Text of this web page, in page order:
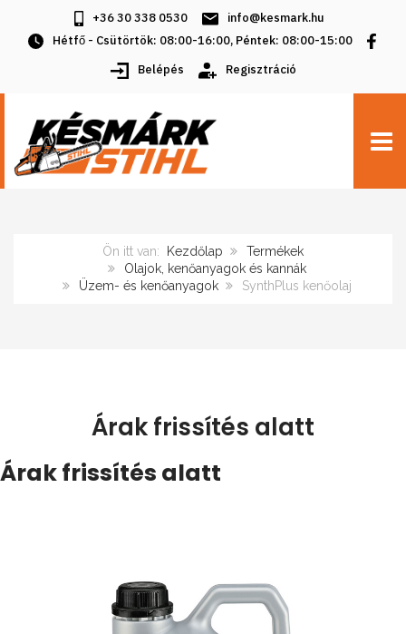
+36 30 338 0530
info@kesmark.hu
Hétfő - Csütörtök: 08:00-16:00, Péntek: 08:00-15:00
Belépés
Regisztráció
Ön itt van: Kezdőlap
Termékek
Olajok, kenőanyagok és kannák
Üzem- és kenőanyagok
SynthPlus kenőolaj
Árak frissítés alatt
Árak frissítés alatt